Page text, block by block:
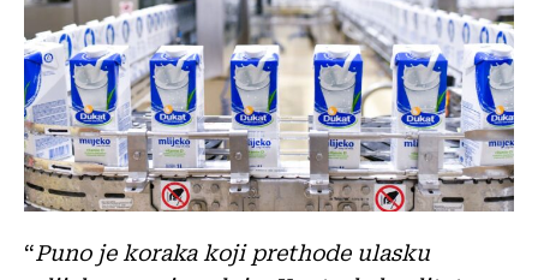
“Puno je koraka koji prethode ulasku